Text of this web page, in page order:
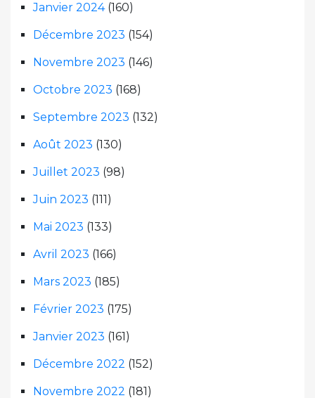
Janvier 2024(160)
Décembre 2023 (154)
Novembre 2023 (146)
Octobre 2023 (168)
Septembre 2023 (132)
Août 2023 (130)
Juillet 2023 (98)
Juin 2023 (111)
Mai 2023 (133)
Avril 2023 (166)
Mars 2023 (185)
Février 2023 (175)
Janvier 2023 (161)
Décembre 2022 (152)
Novembre 2022 (181)